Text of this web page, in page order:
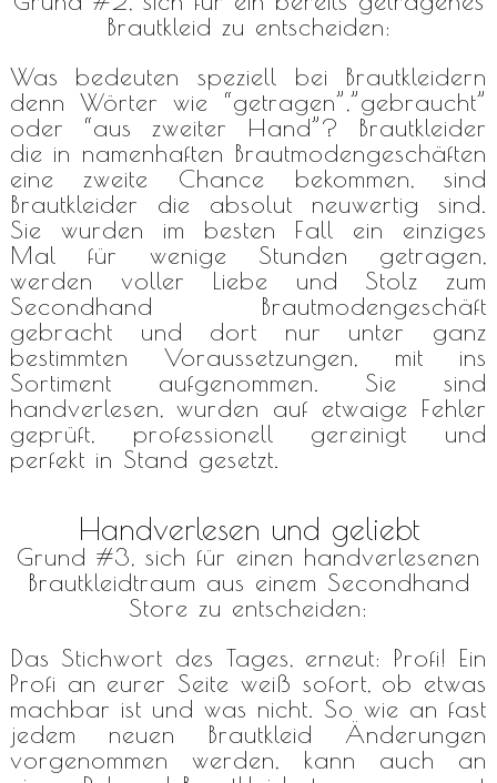
Brautkleid zu entscheiden:
Was bedeuten speziell bei Brautkleidern
denn Wörter wie “getragen”,”gebraucht”
oder “aus zweiter Hand”? Brautkleider
die in namenhaften Brautmodengeschäften
eine zweite Chance bekommen, sind
Brautkleider die absolut neuwertig sind.
Sie wurden im besten Fall ein einziges
Mal für wenige Stunden getragen,
werden voller Liebe und Stolz zum
Secondhand Brautmodengeschäft
gebracht und dort nur unter ganz
bestimmten Voraussetzungen, mit ins
Sortiment aufgenommen. Sie sind
handverlesen, wurden auf etwaige Fehler
geprüft, professionell gereinigt und
perfekt in Stand gesetzt.
Handverlesen und geliebt
Grund #3, sich für einen handverlesenen
Brautkleidtraum aus einem Secondhand
Store zu entscheiden:
Das Stichwort des Tages, erneut: Profi! Ein
Profi an eurer Seite weiß sofort, ob etwas
machbar ist und was nicht. So wie an fast
jedem neuen Brautkleid Änderungen
vorgenommen werden, kann auch an